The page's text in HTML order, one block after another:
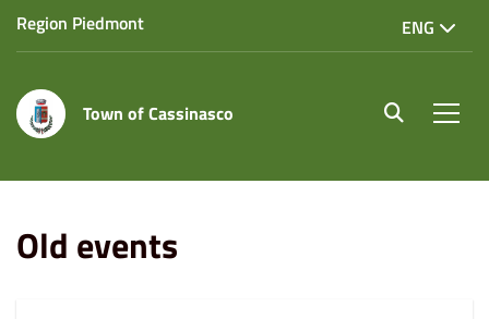
Region Piedmont ENG
Town of Cassinasco site.searc
Old events